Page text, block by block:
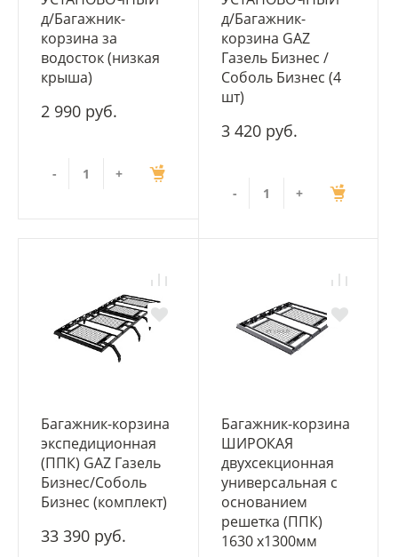
д/Багажник-
корзина за
водосток (низкая
крыша)
2 990 руб.
- +
д/Багажник-
корзина GAZ
Газель Бизнес /
Соболь Бизнес (4
шт)
3 420 руб.
- +
Багажник-корзина
экспедиционная
(ППК) GAZ Газель
Бизнес/Соболь
Бизнес (комплект)
33 390 руб.
Багажник-корзина
ШИРОКАЯ
двухсекционная
универсальная с
основанием
решетка (ППК)
1630 х1300мм